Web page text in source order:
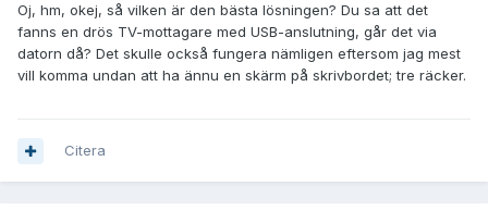
Oj, hm, okej, så vilken är den bästa lösningen? Du sa att det
fanns en drös TV-mottagare med USB-anslutning, går det via
datorn då? Det skulle också fungera nämligen eftersom jag mest
vill komma undan att ha ännu en skärm på skrivbordet; tre räcker.
Citera